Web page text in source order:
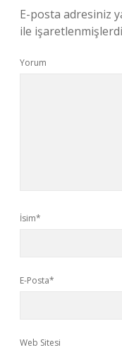
E-posta adresiniz
ile
Yorum
İsim*
E-Posta*
Web Sitesi